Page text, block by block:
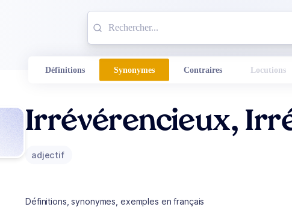
Définitions Synonymes Contraires Locutions
Irrévérencieux,
adjectif
Définitions, synonymes, exemples en français